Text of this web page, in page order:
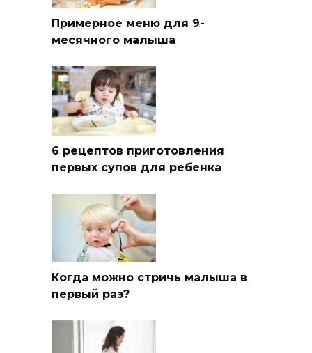
Примерное меню для 9-
месячного малыша
6 рецептов приготовления
первых супов для ребенка
Когда можно стричь малыша в
первый раз?